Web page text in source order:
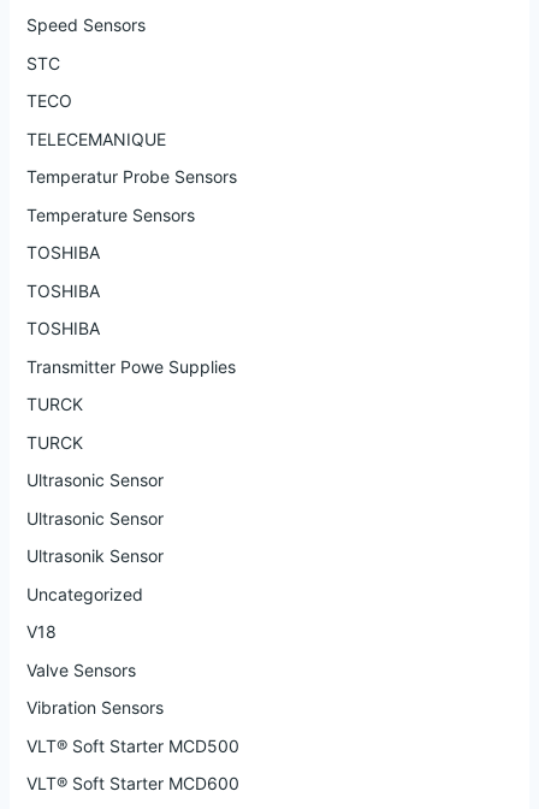
Speed Sensors
STC
TECO
TELECEMANIQUE
Temperatur Probe Sensors
Temperature Sensors
TOSHIBA
TOSHIBA
TOSHIBA
Transmitter Powe Supplies
TURCK
TURCK
Ultrasonic Sensor
Ultrasonic Sensor
Ultrasonik Sensor
Uncategorized
V18
Valve Sensors
Vibration Sensors
VLT® Soft Starter MCD500
VLT® Soft Starter MCD600